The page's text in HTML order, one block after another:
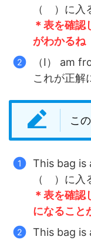
（ ）に入
＊表を確認
がわかるね
（I） am
これが正解
こ
This bag
（ ）に入
＊表を確認
になること
This bag is